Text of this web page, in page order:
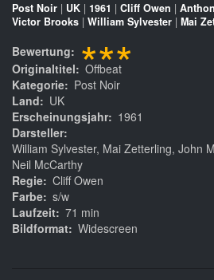
Post Noir | UK | 1961 | Cliff Owen |
Victor Brooks | William Sylvester | Mai
Bewertung ***
Originaltitel
Offbeat
Kategorie
Post Noir
Land
UK
Erscheinungsjahr
1961
Darsteller
William Sylvester, Mai Zetterling, John
Neil McCarthy
Regie Cliff Owen
Farbe s/w
Laufzeit 71 min
Bildformat Widescreen